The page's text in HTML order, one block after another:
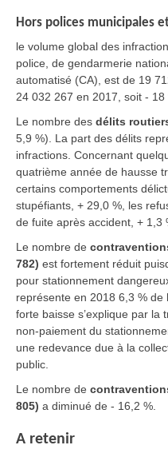
Hors polices municipales
le volume global des
police, de gendarmerie
automatisé (CA), est de 19
24 032 267 en 2017, soit - 18
Le nombre des délits
5,9 %). La part des délits
infractions. Concernant
quatrième année de hausse
certains comportements
stupéfiants, + 29,0 %, les
de fuite après accident, + 1,3
Le nombre de
782) est fortement réduit
pour stationnement
représente en 2018 6,3 % de
forte baisse s’explique par la
non-paiement du
une redevance due à la
public.
Le nombre de
805) a diminué de - 16,2 %.
A retenir